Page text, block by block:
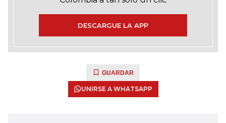
DESCARGUE LA APP
GUARDAR
UNIRSE A WHATSAPP